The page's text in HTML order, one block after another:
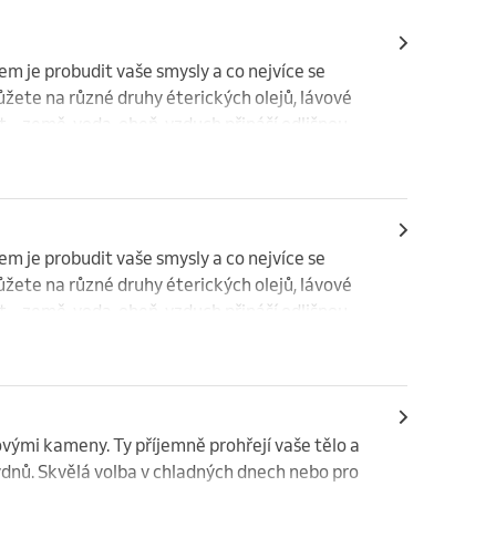
je probudit vaše smysly a co nejvíce se
na různé druhy éterických olejů, lávové
země, voda, oheň, vzduch přináší odlišnou
je probudit vaše smysly a co nejvíce se
na různé druhy éterických olejů, lávové
země, voda, oheň, vzduch přináší odlišnou
kameny. Ty příjemně prohřejí vaše tělo a
Skvělá volba v chladných dnech nebo pro